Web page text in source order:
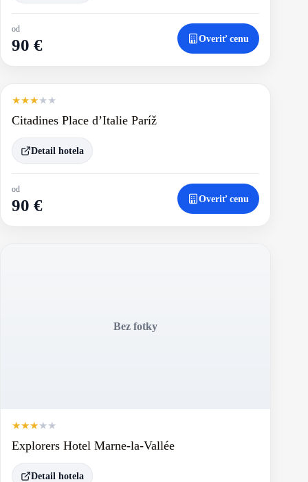
od
90 € Overiť cenu
★★★★★
Citadines Place d’Italie Paríž
Detail hotela
od
90 € Overiť cenu
Bez fotky
★★★★★
Explorers Hotel Marne-la-Vallée
Detail hotela